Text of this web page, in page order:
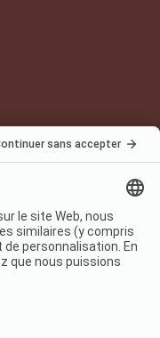
Conditions d'utilisation